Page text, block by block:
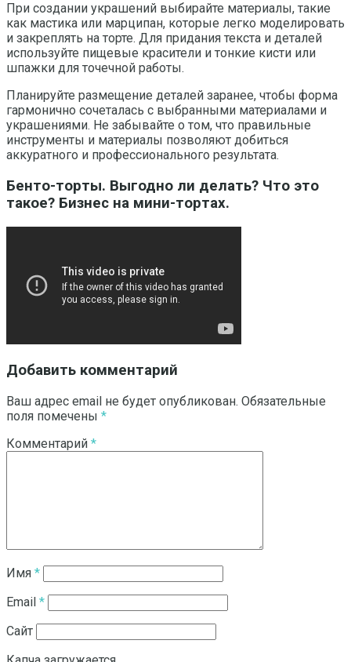
При создании украшений выбирайте материалы, такие
как мастика или марципан, которые легко моделировать
и закреплять на торте. Для придания текста и деталей
используйте пищевые красители и тонкие кисти или
шпажки для точечной работы.
Планируйте размещение деталей заранее, чтобы форма
гармонично сочеталась с выбранными материалами и
украшениями. Не забывайте о том, что правильные
инструменты и материалы позволяют добиться
аккуратного и профессионального результата.
Бенто-торты. Выгодно ли делать? Что это
такое? Бизнес на мини-тортах.
Добавить комментарий
Ваш адрес email не будет опубликован. Обязательные
поля помечены *
Комментарий *
Имя *
Email *
Сайт